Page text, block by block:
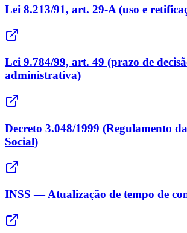
Lei 8.213/91, art. 29-A (uso e
Lei 9.784/99, art. 49 (prazo de
administrativa)
Decreto 3.048/1999 (Regulamento
Social)
INSS — Atualização de tempo de